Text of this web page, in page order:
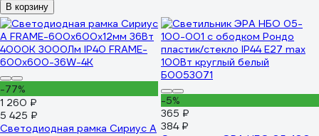
В корзину
-77%
1 260 ₽
5 425 ₽
Светодиодная рамка Сириус А
-5%
365 ₽
384 ₽